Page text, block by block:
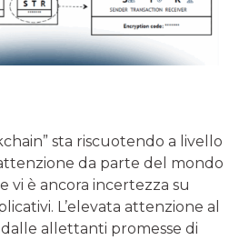
sta riscuotendo a livello
da parte del mondo
vi è ancora incertezza su
L’elevata attenzione al
allettanti promesse di